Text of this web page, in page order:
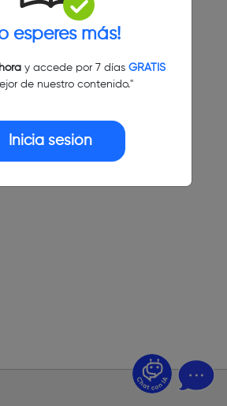
esperes más!
y accede por 7 días GRATIS
de nuestro contenido."
Inicia sesión